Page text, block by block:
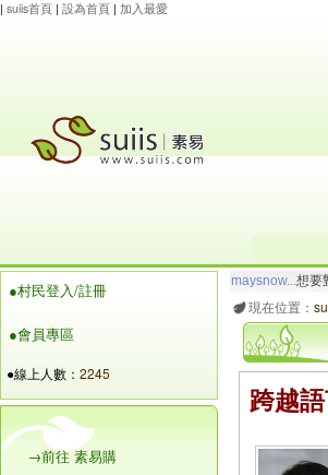
| suiis首頁 | 設為首頁 | 加入最愛
●村民登入/註冊
●會員專區
●線上人數： 2245
→前往 素易購
maysnow...想要
現在位置：
跨越